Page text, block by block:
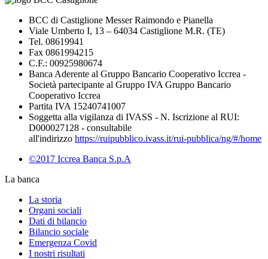
BCC di Castiglione Messer Raimondo e Pianella
Viale Umberto I, 13 – 64034 Castiglione M.R. (TE)
Tel. 08619941
Fax 0861994215
C.F.: 00925980674
Banca Aderente al Gruppo Bancario Cooperativo Iccrea -
Società partecipante al Gruppo IVA Gruppo Bancario
Cooperativo Iccrea
Partita IVA 15240741007
Soggetta alla vigilanza di IVASS - N. Iscrizione al RUI:
D000027128 - consultabile
all'indirizzo https://ruipubblico.ivass.it/rui-pubblica/ng/#/home
©2017 Iccrea Banca S.p.A
La banca
La storia
Organi sociali
Dati di bilancio
Bilancio sociale
Emergenza Covid
I nostri risultati